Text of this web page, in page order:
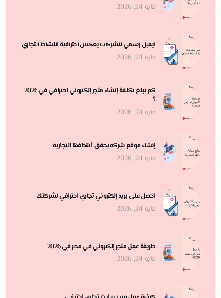
مايو 24, 2026
ايميل رسمي للشركات يعكس احترافية النشاط التجاري
مايو 24, 2026
كم تبلغ تكلفة إنشاء متجر إلكتروني احترافي في 2026
؟
مايو 24, 2026
إنشاء موقع شركة يحقق أهدافها التجارية
مايو 24, 2026
احصل على بريد إلكتروني تجاري احترافي لشركتك
مايو 24, 2026
طريقة عمل متجر إلكتروني في مصر في 2026
مايو 24, 2026